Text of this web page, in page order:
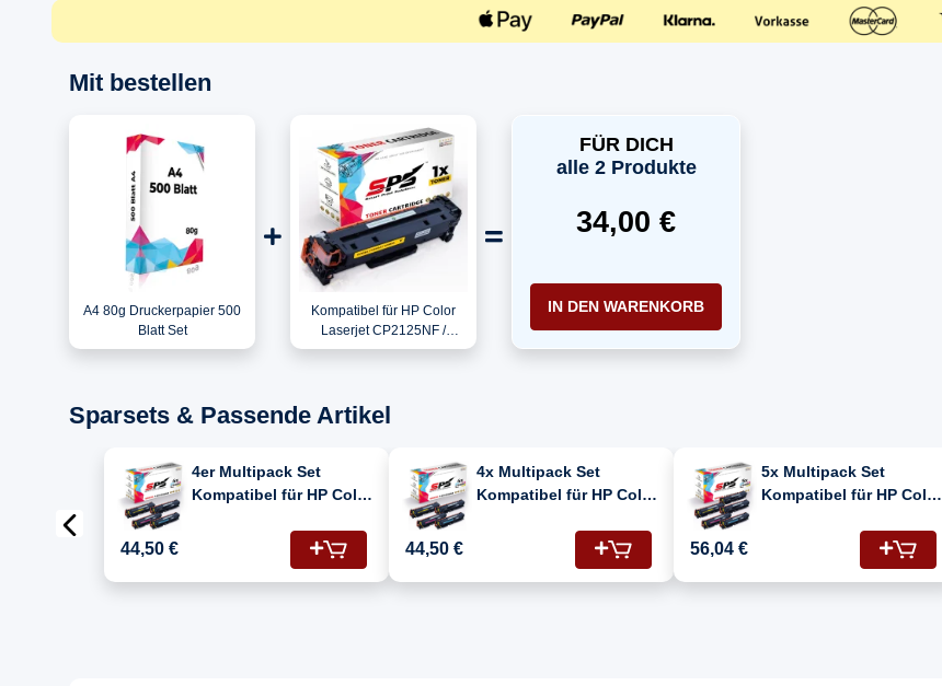
Mit bestellen
A4 80g Druckerpapier 500
Blatt Set
Kompatibel für HP Color
Laserjet CP2125NF /
CC532A / 304A Toner Gelb
FÜR DICH
alle 2 Produkte
34,00 €
IN DEN WARENKORB
Sparsets & Passende Artikel
4er Multipack Set
Kompatibel für HP Color
Drucker Toners HP 304A
CC530A Schwarz,
CC531A Cyan, CC532A
44,50 €
4x Multipack Set
Kompatibel für HP Color
(304A/CC531A, CC533A,
CC532A, CC530A) Toner
44,50 €
5x Multipack Set
Kompatibel für HP Color
(304A/CC531A, CC533A,
CC532A, CC530A) Toner
56,04 €